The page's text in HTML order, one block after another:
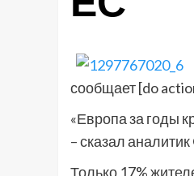
сообщает [do
«Европа за годы
– сказал
Только 17%